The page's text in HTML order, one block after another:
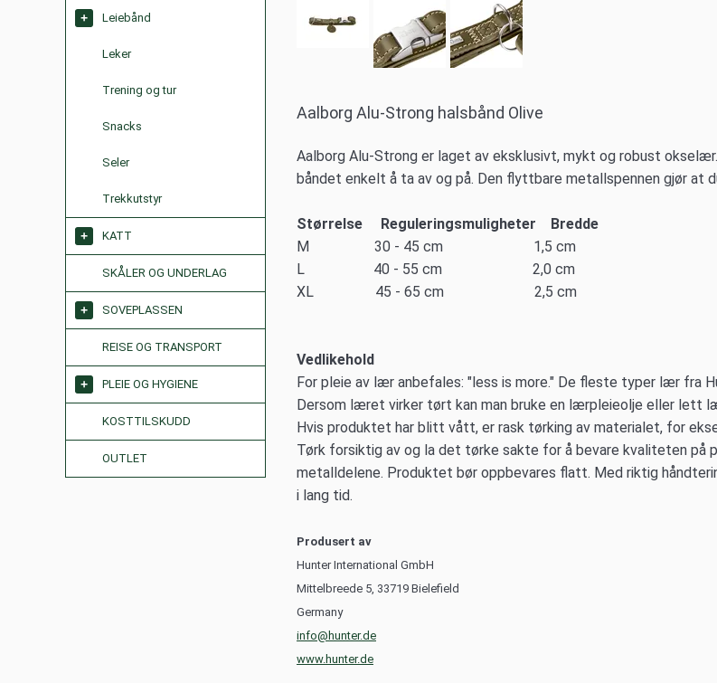
Leiebånd
Leker
Trening og tur
Snacks
Seler
Trekkutstyr
KATT
SKÅLER OG UNDERLAG
SOVEPLASSEN
REISE OG TRANSPORT
PLEIE OG HYGIENE
KOSTTILSKUDD
OUTLET
Aalborg Alu-Strong halsbånd Olive
Aalborg Alu-Strong er laget av eksklusivt, mykt og robust
båndet enkelt å ta av og på. Den flyttbare metallspennen gjør at
Størrelse Reguleringsmuligheter Bredde
M 30 - 45 cm 1,5 cm
L 40 - 55 cm 2,0 cm
XL 45 - 65 cm 2,5 cm
Vedlikehold
For pleie av lær anbefales: "less is more." De fleste typer lær fra
Dersom læret virker tørt kan man bruke en lærpleieolje eller lett
Hvis produktet har blitt vått, er rask tørking av materialet, for
Tørk forsiktig av og la det tørke sakte for å bevare kvaliteten
metalldelene. Produktet bør oppbevares flatt. Med riktig
i lang tid.
Produsert av
Hunter International GmbH
Mittelbreede 5, 33719 Bielefield
Germany
info@hunter.de
www.hunter.de